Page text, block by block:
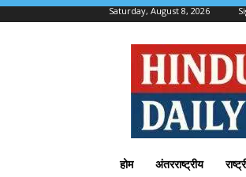
Saturday, August 8, 2026
होम अंतरराष्ट्रीय